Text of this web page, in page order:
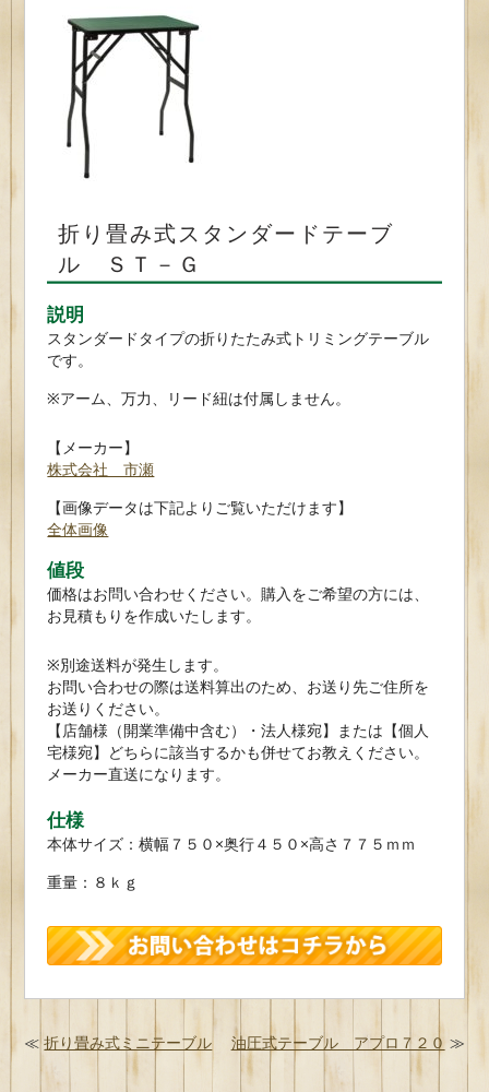
折り畳み式スタンダードテーブ
ル ＳＴ－Ｇ
説明
スタンダードタイプの折りたたみ式トリミングテーブル
です。
※アーム、万力、リード紐は付属しません。
【メーカー】
株式会社 市瀬
【画像データは下記よりご覧いただけます】
全体画像
値段
価格はお問い合わせください。購入をご希望の方には、
お見積もりを作成いたします。
※別途送料が発生します。
お問い合わせの際は送料算出のため、お送り先ご住所を
お送りください。
【店舗様（開業準備中含む）・法人様宛】または【個人
宅様宛】どちらに該当するかも併せてお教えください。
メーカー直送になります。
仕様
本体サイズ：横幅７５０×奥行４５０×高さ７７５ｍｍ
重量：８ｋｇ
≪折り畳み式ミニテーブル 油圧式テーブル アプロ７２０ ≫